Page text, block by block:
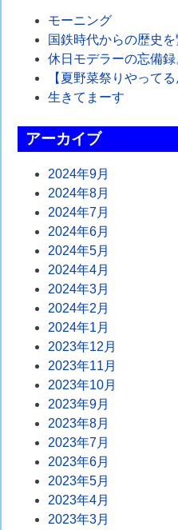
ゲ
シ
ョ
ン
モーニング
国鉄時代からの歴史
休日モデラーの忘備録
【夏野菜祭りやってる
生きてまーす
アーカイブ
2024年9月
2024年8月
2024年7月
2024年6月
2024年5月
2024年4月
2024年3月
2024年2月
2024年1月
2023年12月
2023年11月
2023年10月
2023年9月
2023年8月
2023年7月
2023年6月
2023年5月
2023年4月
2023年3月